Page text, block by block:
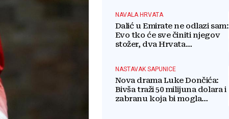
NAVALA HRVATA
Dalić u Emirate ne odlazi sam:
Evo tko će sve činiti njegov
stožer, dva Hrvata
NASTAVAK SAPUNICE
Nova drama Luke Dončića:
Bivša traži 50 milijuna dolara i
zabranu koja bi mogla